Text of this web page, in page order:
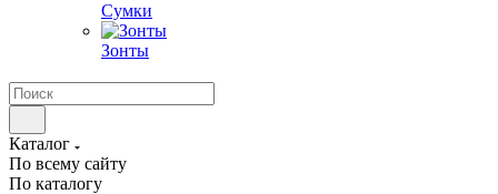
Сумки
Зонты
Каталог
По всему сайту
По каталогу